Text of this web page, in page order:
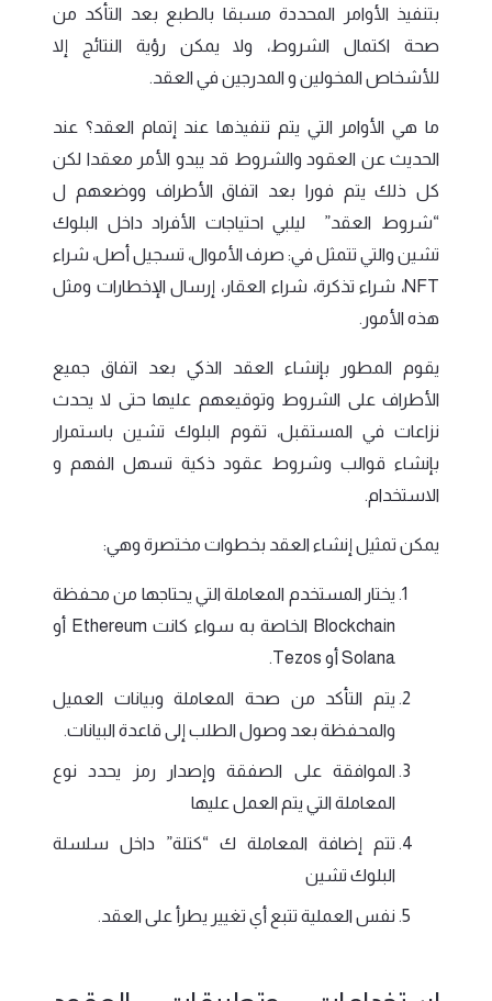
بتنفيذ الأوامر المحددة مسبقا بالطبع بعد التأكد من
صحة اكتمال الشروط، ولا يمكن رؤية النتائج إلا
للأشخاص المخولين و المدرجين في العقد.
ما هي الأوامر التي يتم تنفيذها عند إتمام العقد؟ عند
الحديث عن العقود والشروط قد يبدو الأمر معقدا لكن
كل ذلك يتم فورا بعد اتفاق الأطراف ووضعهم ل
“شروط العقد” ليلبي احتياجات الأفراد داخل البلوك
تشين والتي تتمثل في: صرف الأموال، تسجيل أصل، شراء
NFT، شراء تذكرة، شراء العقار، إرسال الإخطارات ومثل
هذه الأمور.
يقوم المطور بإنشاء العقد الذكي بعد اتفاق جميع
الأطراف على الشروط وتوقيعهم عليها حتى لا يحدث
نزاعات في المستقبل، تقوم البلوك تشين باستمرار
بإنشاء قوالب وشروط عقود ذكية تسهل الفهم و
الاستخدام.
يمكن تمثيل إنشاء العقد بخطوات مختصرة وهي:
يختار المستخدم المعاملة التي يحتاجها من محفظة
Blockchain الخاصة به سواء كانت Ethereum أو
Solana أو Tezos.
يتم التأكد من صحة المعاملة وبيانات العميل
والمحفظة بعد وصول الطلب إلى قاعدة البيانات.
الموافقة على الصفقة وإصدار رمز يحدد نوع
المعاملة التي يتم العمل عليها
تتم إضافة المعاملة ك “كتلة” داخل سلسلة
البلوك تشين
نفس العملية تتبع أي تغيير يطرأ على العقد.